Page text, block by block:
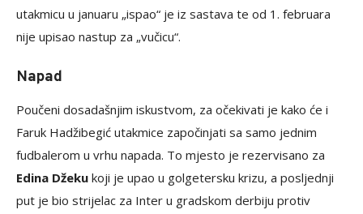
utakmicu u januaru „ispao“ je iz sastava te od 1. februara
nije upisao nastup za „vučicu“.
Napad
Poučeni dosadašnjim iskustvom, za očekivati je kako će i
Faruk Hadžibegić utakmice započinjati sa samo jednim
fudbalerom u vrhu napada. To mjesto je rezervisano za
Edina Džeku koji je upao u golgetersku krizu, a posljednji
put je bio strijelac za Inter u gradskom derbiju protiv